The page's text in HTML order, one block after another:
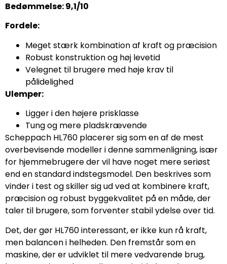
Bedømmelse: 9,1/10
Fordele:
Meget stærk kombination af kraft og præcision
Robust konstruktion og høj levetid
Velegnet til brugere med høje krav til
pålidelighed
Ulemper:
Ligger i den højere prisklasse
Tung og mere pladskrævende
Scheppach HL760 placerer sig som en af de mest
overbevisende modeller i denne sammenligning, især
for hjemmebrugere der vil have noget mere seriøst
end en standard indstegsmodel. Den beskrives som
vinder i test og skiller sig ud ved at kombinere kraft,
præcision og robust byggekvalitet på en måde, der
taler til brugere, som forventer stabil ydelse over tid.
Det, der gør HL760 interessant, er ikke kun rå kraft,
men balancen i helheden. Den fremstår som en
maskine, der er udviklet til mere vedvarende brug,